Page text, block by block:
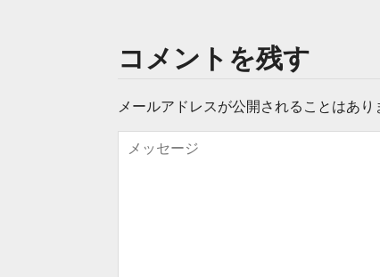
コメントを残す
メールアドレスが公開されることはあり